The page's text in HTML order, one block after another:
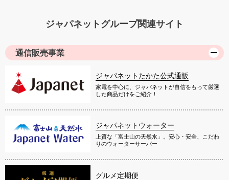
ジャパネットグループ関連サイト
通信販売事業
ジャパネットたかた公式通販
家電を中心に、ジャパネットが自信をもって厳選
した商品だけをご紹介！
ジャパネットウォーター
上質な「富士山の天然水」。安心・安全、こだわ
りのウォーターサーバー
グルメ定期便